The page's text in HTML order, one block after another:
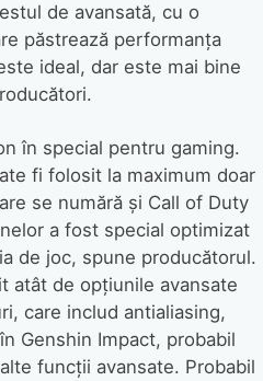
de avansată, cu o
păstrează performanța
ideal, dar este mai bine
în special pentru gaming.
fi folosit la maximum doar
se numără și Call of Duty
a fost special optimizat
de joc, spune producătorul.
atât de opțiunile avansate
care includ antialiasing,
Genshin Impact, probabil
funcții avansate. Probabil